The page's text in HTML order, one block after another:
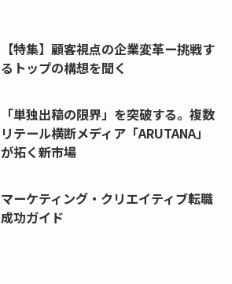
【特集】顧客視点の企業変革ー挑戦す
るトップの構想を聞く
「単独出稿の限界」を突破する。複数
リテール横断メディア「ARUTANA」
が拓く新市場
マーケティング・クリエイティブ転職
成功ガイド